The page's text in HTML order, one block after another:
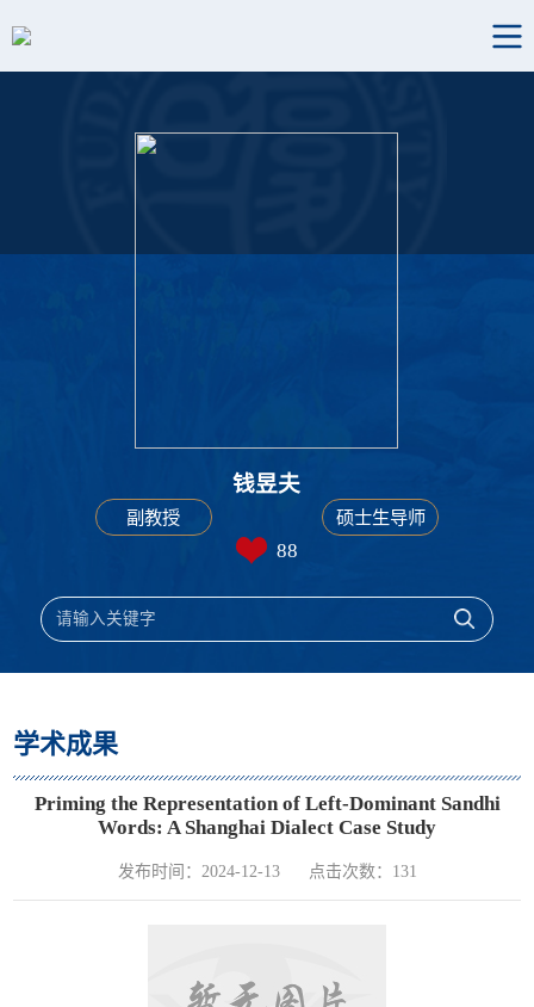
钱昱夫
副教授 硕士生导师
88
学术成果
Priming the Representation of Left-Dominant Sandhi
Words: A Shanghai Dialect Case Study
发布时间：2024-12-13 点击次数： 131